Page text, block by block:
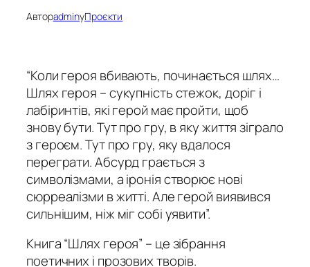
АвторadminуПроєкти
“Коли героя вбивають, починається шлях…
Шлях героя – сукупність стежок, доріг і
лабіринтів, які герой має пройти, щоб
знову бути. Тут про гру, в яку життя зіграло
з героєм. Тут про гру, яку вдалося
переграти. Абсурд грається з
символізмами, а іронія створює нові
сюрреалізми в житті. Але герой виявився
сильнішим, ніж міг собі уявити”.
Книга “Шлях героя” – це зібрання
поетичних і прозових творів.